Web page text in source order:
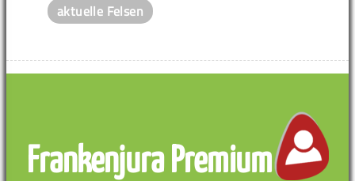
aktuelle Felsen
Frankenjura Premium